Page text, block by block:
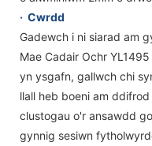
· Cwrdd
Gadewch i ni siarad am
Mae Cadair Ochr
yn ysgafn, gallwch chi
llall heb boeni am
clustogau o'r ansawdd
gynnig sesiwn